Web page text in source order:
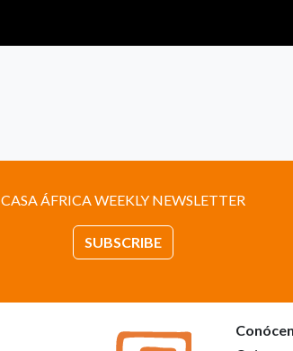
CASA ÁFRICA WEEKLY NEWSLETTER
SUBSCRIBE